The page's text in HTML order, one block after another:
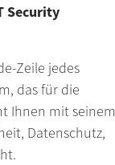
Security
Zeile jedes
das für die
Ihnen mit seinem
Datenschutz,